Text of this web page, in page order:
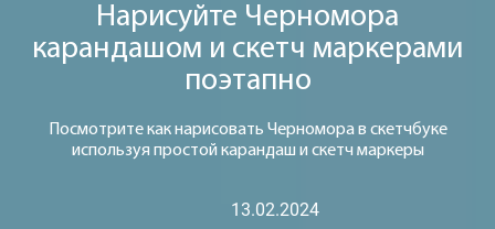
Нарисуйте Черномора
карандашом и скетч маркерами
поэтапно
Посмотрите как нарисовать Черномора в скетчбуке
используя простой карандаш и скетч маркеры
13.02.2024